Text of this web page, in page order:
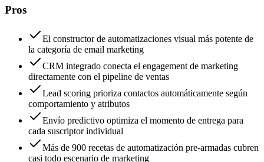
Pros
El constructor de automatizaciones visual más potente de
la categoría de email marketing
CRM integrado conecta el engagement de marketing
directamente con el pipeline de ventas
Lead scoring prioriza contactos automáticamente según
comportamiento y atributos
Envío predictivo optimiza el momento de entrega para
cada suscriptor individual
Más de 900 recetas de automatización pre-armadas cubren
casi todo escenario de marketing